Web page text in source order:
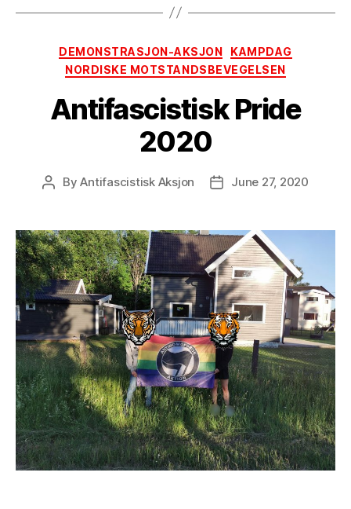
Categories
DEMONSTRASJON-AKSJON
KAMPDAG
NORDISKE MOTSTANDSBEVEGELSEN
Antifascistisk Pride
2020
PostByAntifascistisk Aksjon
PostJune 27, 2020